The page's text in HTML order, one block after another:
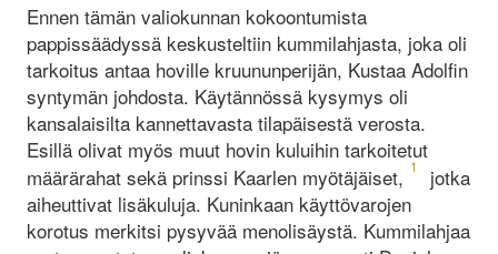
Ennen tämän valiokunnan kokoontumista
pappissäädyssä keskusteltiin kummilahjasta, joka oli
tarkoitus antaa hoville kruununperijän, Kustaa Adolfin
syntymän johdosta. Käytännössä kysymys oli
kansalaisilta kannettavasta tilapäisestä verosta.
Esillä olivat myös muut hovin kuluihin tarkoitetut
määrärahat sekä prinssi Kaarlen myötäjäiset, 1
jotka
aiheuttivat lisäkuluja. Kuninkaan käyttövarojen
korotus merkitsi pysyvää menolisäystä. Kummilahjaa